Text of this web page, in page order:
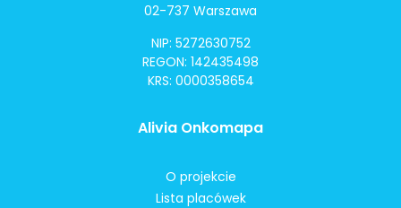
02-737 Warszawa
NIP: 5272630752
REGON: 142435498
KRS: 0000358654
Alivia Onkomapa
O projekcie
Lista placówek